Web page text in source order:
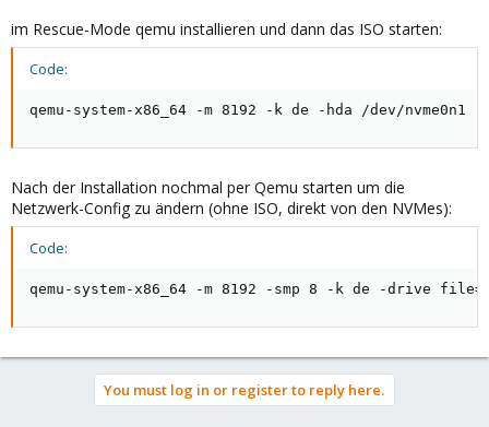
im Rescue-Mode qemu installieren und dann das ISO starten:
Code:
qemu-system-x86_64 -m 8192 -k de -hda /dev/
Nach der Installation nochmal per Qemu starten um die
Netzwerk-Config zu ändern (ohne ISO, direkt von den NVMes):
Code:
qemu-system-x86_64 -m 8192 -smp 8 -k de -drive
You must log in or register to reply here.